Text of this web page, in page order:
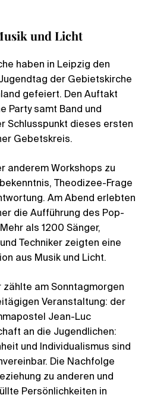
und Licht
haben in Leipzig den
der Gebietskirche
gefeiert. Den Auftakt
Party samt Band und
Schlusspunkt dieses ersten
Gebetskreis.
anderem Workshops zu
Theodizee-Frage
Am Abend erlebten
die Aufführung des Pop-
als 1200 Sänger,
Techniker zeigten eine
aus Musik und Licht.
zählte am Sonntagmorgen
Veranstaltung: der
Jean-Luc
an die Jugendlichen:
und Individualismus sind
Die Nachfolge
zu anderen und
Persönlichkeiten in